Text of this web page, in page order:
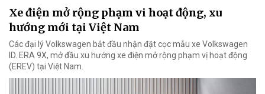
Xe điện mở rộng phạm vi hoạt động, xu
hướng mới tại Việt Nam
Các đại lý Volkswagen bắt đầu nhận đặt cọc mẫu xe Volkswagen
ID. ERA 9X, mở đầu xu hướng xe điện mở rộng phạm vị hoạt động
(EREV) tại Việt Nam.